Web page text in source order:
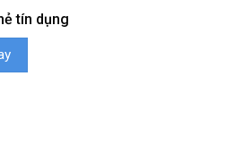
tín dụng
255 lít NR-BV281BGMV số lượng